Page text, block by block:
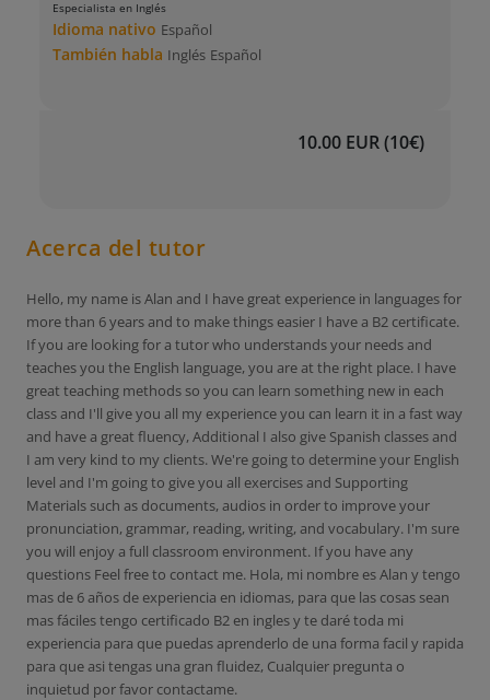
Especialista en Inglés
Idioma nativo Español
También habla Inglés Español
10.00 EUR (10€)
Acerca del tutor
Hello, my name is Alan and I have great experience in languages for
more than 6 years and to make things easier I have a B2 certificate.
If you are looking for a tutor who understands your needs and
teaches you the English language, you are at the right place. I have
great teaching methods so you can learn something new in each
class and I'll give you all my experience you can learn it in a fast way
and have a great fluency, Additional I also give Spanish classes and
I am very kind to my clients. We're going to determine your English
level and I'm going to give you all exercises and Supporting
Materials such as documents, audios in order to improve your
pronunciation, grammar, reading, writing, and vocabulary. I'm sure
you will enjoy a full classroom environment. If you have any
questions Feel free to contact me. Hola, mi nombre es Alan y tengo
mas de 6 años de experiencia en idiomas, para que las cosas sean
mas fáciles tengo certificado B2 en ingles y te daré toda mi
experiencia para que puedas aprenderlo de una forma facil y rapida
para que asi tengas una gran fluidez, Cualquier pregunta o
inquietud por favor contactame.